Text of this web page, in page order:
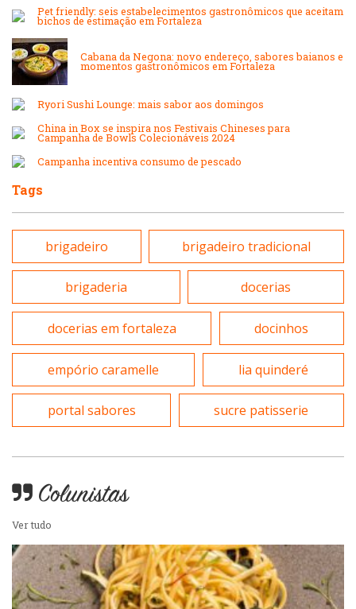
Japonesa e Oriental
Lanchonetes
Peixes e Frutos do Mar
Portuguesa
Self-service
Lanchonetes
Massas
Peixes e Frutos do Mar
Pizzarias
Portuguesa
Sobremesas e sorvetes
Pet friendly: seis estabelecimentos gastronômicos que aceitam
bichos de estimação em Fortaleza
Cabana da Negona: novo endereço, sabores baianos e
momentos gastronômicos em Fortaleza
Ryori Sushi Lounge: mais sabor aos domingos
China in Box se inspira nos Festivais Chineses para
Campanha de Bowls Colecionáveis 2024
Campanha incentiva consumo de pescado
Tags
brigadeiro brigadeiro tradicional
brigaderia docerias
docerias em fortaleza docinhos
empório caramelle lia quinderé
portal sabores sucre patisserie
Colunistas
Ver tudo